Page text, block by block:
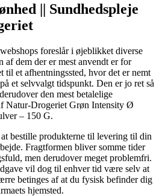
|| Sundhedspleje
foreslår i øjeblikket diverse
af dem der er mest anvendt er for
til et afhentningssted, hvor det er nemt
et selvvalgt tidspunkt. Den er jo ret så
den mest betalelige
Natur-Drogeriet Grøn Intensity Ø
– 150 G.
bestille produkterne til levering til din
Fragtformen bliver somme tider
men derudover meget problemfri.
vil dog til enhver tid være selv at
betinges af at du fysisk befinder dig
hjemsted.